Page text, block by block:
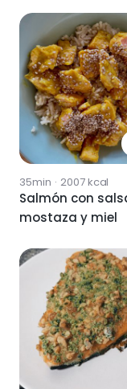
35min · 2007kcal
Salmón con
mostaza y miel